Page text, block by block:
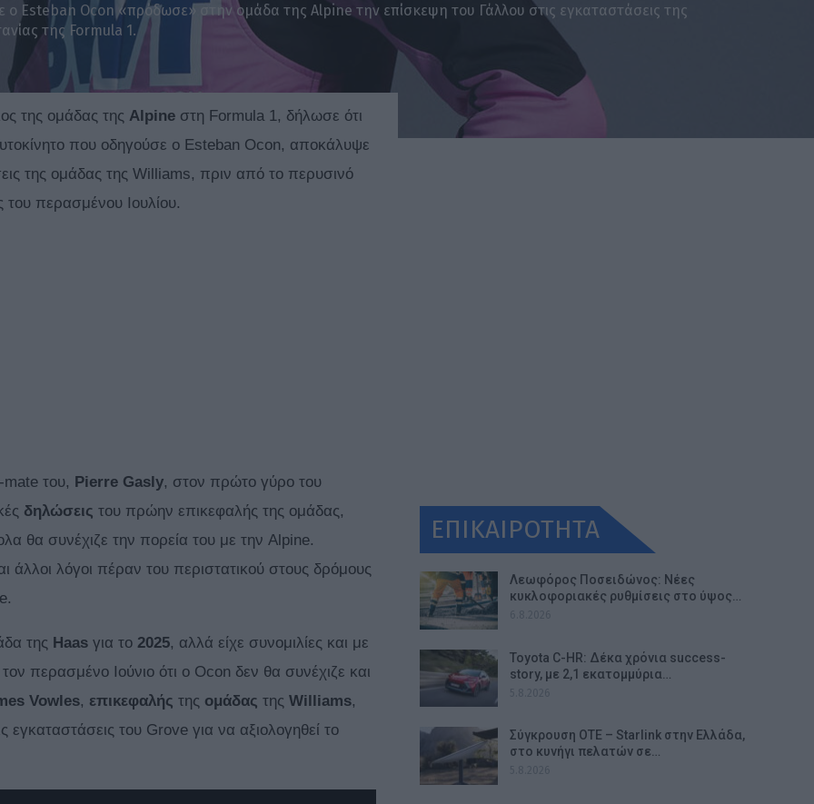
ο Esteban Ocon «πρόδωσε» στην ομάδα της Alpine την επίσκεψη του Γάλλου στις εγκαταστάσεις της
της Formula 1.
της ομάδας της Alpine στη Formula 1, δήλωσε ότι
που οδηγούσε ο Esteban Ocon, αποκάλυψε
της ομάδας της Williams, πριν από το περυσινό
περασμένου Ιουλίου.
του, Pierre Gasly, στον πρώτο γύρο του
δηλώσεις του πρώην επικεφαλής της ομάδας,
θα συνέχιζε την πορεία του με την Alpine.
άλλοι λόγοι πέραν του περιστατικού στους δρόμους
της Haas για το 2025, αλλά είχε συνομιλίες και με
περασμένο Ιούνιο ότι ο Ocon δεν θα συνέχιζε και
Vowles, επικεφαλής της ομάδας της Williams,
εγκαταστάσεις του Grove για να αξιολογηθεί το
ΕΠΙΚΑΙΡΟΤΗΤΑ
Λεωφόρος Ποσειδώνος: Νέες
κυκλοφοριακές ρυθμίσεις στο ύψος…
Toyota C-HR: Δέκα χρόνια success-
story, με 2,1 εκατομμύρια…
Σύγκρουση ΟΤΕ – Starlink στην Ελλάδα,
στο κυνήγι πελατών σε…